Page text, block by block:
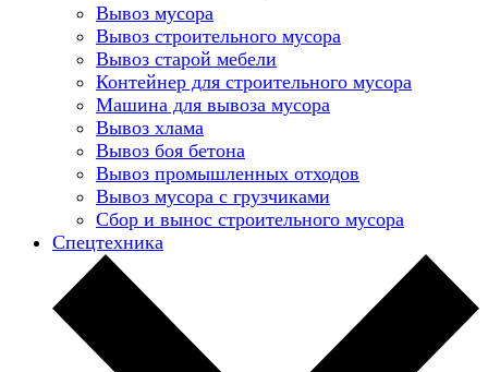
Вывоз мусора
Вывоз строительного мусора
Вывоз старой мебели
Контейнер для строительного мусора
Машина для вывоза мусора
Вывоз хлама
Вывоз боя бетона
Вывоз промышленных отходов
Вывоз мусора с грузчиками
Сбор и вынос строительного мусора
Спецтехника